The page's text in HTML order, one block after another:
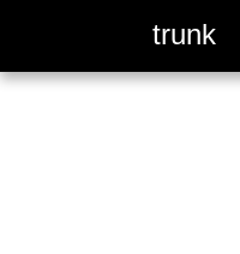
trunk